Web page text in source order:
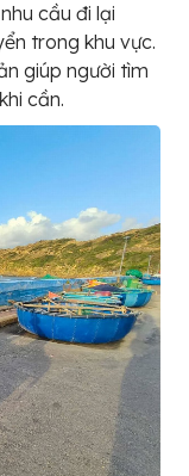
cầu đi lại
trong khu vực.
giúp người tìm
cần.